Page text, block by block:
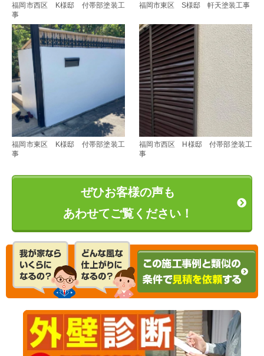
福岡市西区 K様邸 付帯部塗装工
事
福岡市東区 S様邸 軒天塗装工事
福岡市東区 K様邸 付帯部塗装工
事
福岡市西区 H様邸 付帯部塗装工
事
ぜひお客様の声も
あわせてご覧ください！